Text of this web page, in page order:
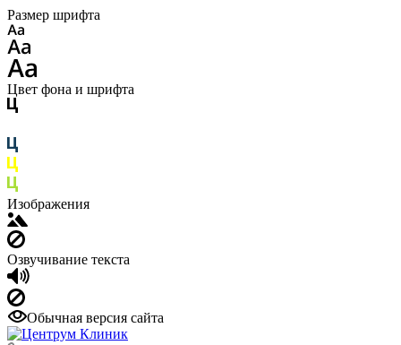
Размер шрифта
Цвет фона и шрифта
Изображения
Озвучивание текста
Обычная версия сайта